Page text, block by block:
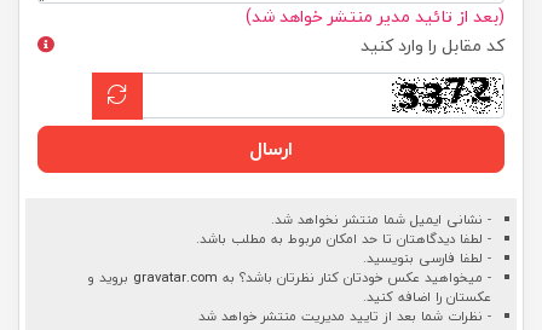
(بعد از تائید مدیر منتشر خواهد شد)
کد مقابل را وارد کنید
ارسال
- نشانی ایمیل شما منتشر نخواهد شد.
- لطفا دیدگاهتان تا حد امکان مربوط به مطلب باشد.
- لطفا فارسی بنویسید.
- میخواهید عکس خودتان کنار نظرتان باشد؟ به gravatar.com بروید و
عکستان را اضافه کنید.
- نظرات شما بعد از تایید مدیریت منتشر خواهد شد